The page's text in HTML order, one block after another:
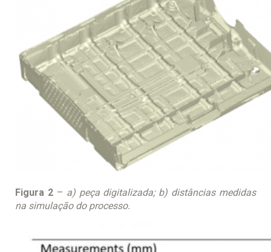
Figura 2– a) peça digitalizada; b) distâncias medidas
na simulação do processo.